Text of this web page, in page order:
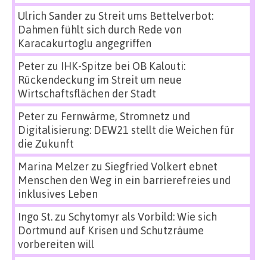
Ulrich Sanderzu Streit ums Bettelverbot:
Dahmen fühlt sich durch Rede von
Karacakurtoglu angegriffen
Peterzu IHK-Spitze bei OB Kalouti:
Rückendeckung im Streit um neue
Wirtschaftsflächen der Stadt
Peterzu Fernwärme, Stromnetz und
Digitalisierung: DEW21 stellt die Weichen für
die Zukunft
Marina Melzerzu Siegfried Volkert ebnet
Menschen den Weg in ein barrierefreies und
inklusives Leben
Ingo St.zu Schytomyr als Vorbild: Wie sich
Dortmund auf Krisen und Schutzräume
vorbereiten will